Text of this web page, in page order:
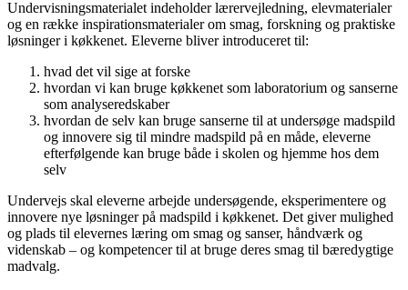
Undervisningsmaterialet indeholder lærervejledning, elevmaterialer
og en række inspirationsmaterialer om smag, forskning og praktiske
løsninger i køkkenet. Eleverne bliver introduceret til:
hvad det vil sige at forske
hvordan vi kan bruge køkkenet som laboratorium og sanserne
som analyseredskaber
hvordan de selv kan bruge sanserne til at undersøge madspild
og innovere sig til mindre madspild på en måde, eleverne
efterfølgende kan bruge både i skolen og hjemme hos dem
selv
Undervejs skal eleverne arbejde undersøgende, eksperimentere og
innovere nye løsninger på madspild i køkkenet. Det giver mulighed
og plads til elevernes læring om smag og sanser, håndværk og
videnskab – og kompetencer til at bruge deres smag til bæredygtige
madvalg.